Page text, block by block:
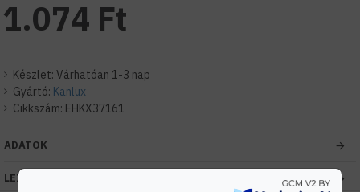
Készlet: Várhatóan 1-3 nap
Gyártó: Kanlux
Cikkszám: EHKX37161
1.074 Ft
ADATOK
LEÍRÁS